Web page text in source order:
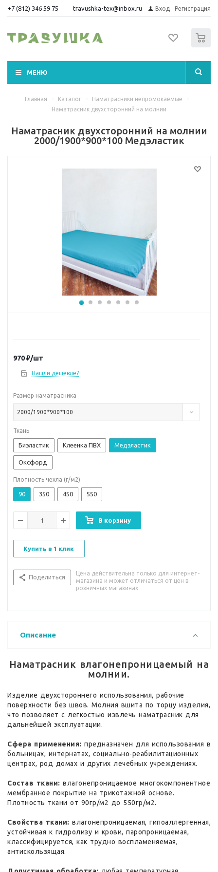
+7 (812) 346 59 75 travushka-tex@inbox.ru Вход Регистрация
МЕНЮ
Главная - Каталог - Наматрасники непромокаемые
-
Наматрасник двухсторонний на молнии
Наматрасник двухсторонний на молнии
2000/1900*900*100 Медэластик
970₽/шт
Нашли дешевле?
Размер наматрасника
2000/1900*900*100
Ткань
Биэластик Клеенка ПВХ Медэластик
Оксфорд
Плотность чехла (г/м2)
90 350 450 550
В корзину
Купить в 1 клик
Поделиться
Цена действительна только для интернет-
магазина и может отличаться от цен в
розничных магазинах
Описание
Наматрасник влагонепроницаемый на
молнии.
Изделие двухстороннего использования, рабочие
поверхности без швов. Молния вшита по торцу изделия,
что позволяет с легкостью извлечь наматрасник для
дальнейшей эксплуатации.
Сфера применения: предназначен для использования в
больницах, интернатах, социально-реабилитационных
центрах, род домах и других лечебных учреждениях.
Состав ткани: влагонепроницаемое многокомпонентное
мембранное покрытие на трикотажной основе.
Плотность ткани от 90гр/м2 до 550гр/м2.
Свойства ткани: влагонепроницаемая, гипоаллергенная,
устойчивая к гидролизу и крови, паропроницаемая,
классифицируется, как трудно воспламеняемая,
антискользящая.